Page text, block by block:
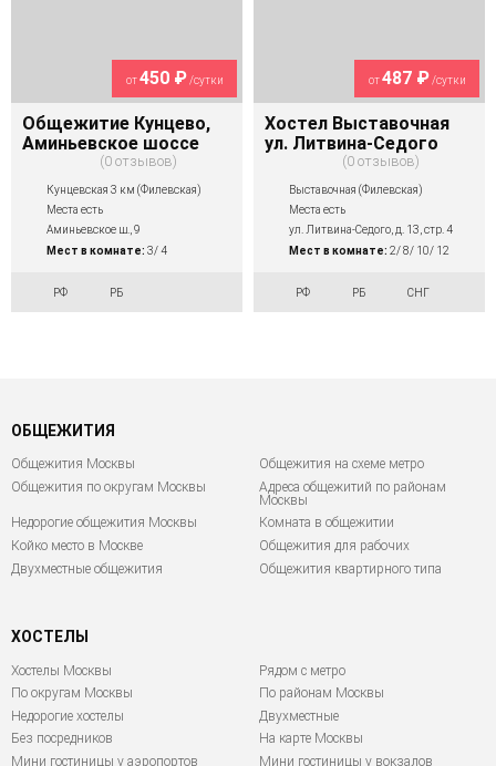
от450 ₽/сутки
Общежитие Кунцево,
Аминьевское шоссе
0 отзывов
Кунцевская 3 км (Филевская)
Места есть
Аминьевское ш., 9
Мест в комнате: 3/ 4
РФ РБ
от487 ₽/сутки
Хостел Выставочная
ул. Литвина-Седого
0 отзывов
Выставочная (Филевская)
Места есть
ул. Литвина-Седого, д. 13, стр. 4
Мест в комнате: 2/ 8/ 10/ 12
РФ РБ СНГ
ОБЩЕЖИТИЯ
Общежития Москвы
Общежития на схеме метро
Общежития по округам Москвы
Адреса общежитий по районам
Москвы
Недорогие общежития Москвы
Комната в общежитии
Койко место в Москве
Общежития для рабочих
Двухместные общежития
Общежития квартирного типа
ХОСТЕЛЫ
Хостелы Москвы
По округам Москвы
Недорогие хостелы
Без посредников
Мини гостиницы у аэропортов
Рядом с метро
По районам Москвы
Двухместные
На карте Москвы
Мини гостиницы у вокзалов